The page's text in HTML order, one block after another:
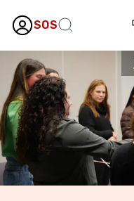
SOS